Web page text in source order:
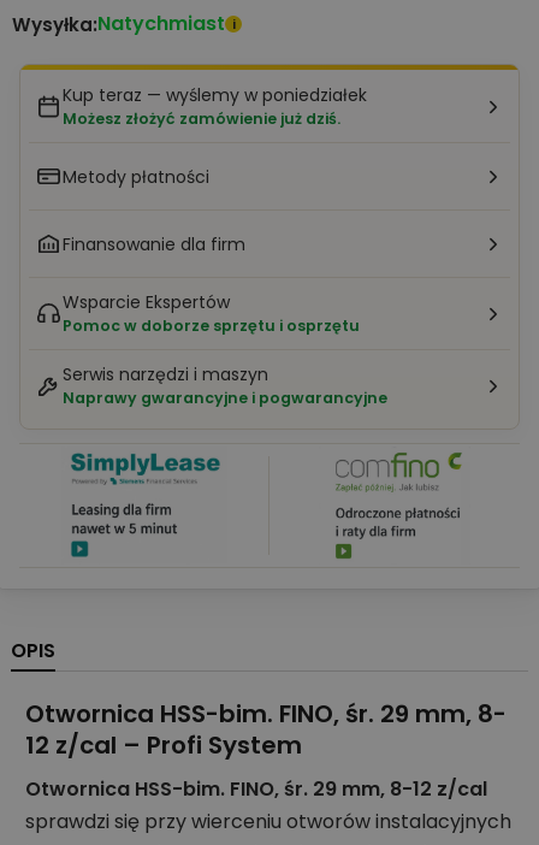
Wysyłka:Natychmiast i
Kup teraz — wyślemy w poniedziałek
Możesz złożyć zamówienie już dziś.
Metody płatności
Finansowanie dla firm
Wsparcie Ekspertów
Pomoc w doborze sprzętu i osprzętu
Serwis narzędzi i maszyn
Naprawy gwarancyjne i pogwarancyjne
OPIS
Otwornica HSS-bim. FINO, śr. 29 mm, 8-
12 z/cal – Profi System
Otwornica HSS-bim. FINO, śr. 29 mm, 8-12 z/cal
sprawdzi się przy wierceniu otworów instalacyjnych